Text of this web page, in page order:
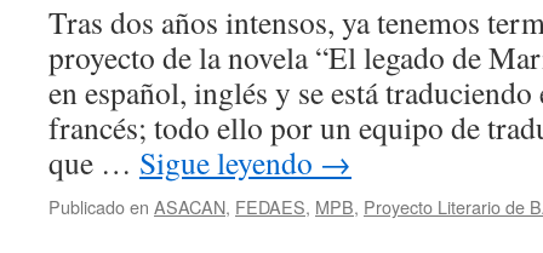
Tras dos años intensos, ya tenemos
proyecto de la novela “El legado de
en español, inglés y se está
francés; todo ello por un equipo de
que … Sigue leyendo →
Publicado en ASACAN, FEDAES, MPB, Proyecto Literario de